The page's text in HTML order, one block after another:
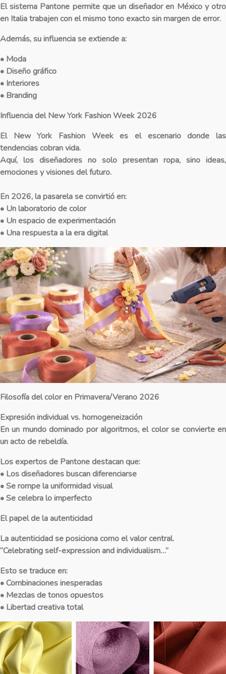
El sistema Pantone permite que un diseñador en México y otro
en Italia trabajen con el mismo tono exacto sin margen de error.
Además, su influencia se extiende a:
• Moda
• Diseño gráfico
• Interiores
• Branding
Influencia del New York Fashion Week 2026
El New York Fashion Week es el escenario donde las
tendencias cobran vida.
Aquí, los diseñadores no solo presentan ropa, sino ideas,
emociones y visiones del futuro.
En 2026, la pasarela se convirtió en:
• Un laboratorio de color
• Un espacio de experimentación
• Una respuesta a la era digital
Filosofía del color en Primavera/Verano 2026
Expresión individual vs. homogeneización
En un mundo dominado por algoritmos, el color se convierte en
un acto de rebeldía.
Los expertos de Pantone destacan que:
• Los diseñadores buscan diferenciarse
• Se rompe la uniformidad visual
• Se celebra lo imperfecto
El papel de la autenticidad
La autenticidad se posiciona como el valor central.
“Celebrating self-expression and individualism…”
Esto se traduce en:
• Combinaciones inesperadas
• Mezclas de tonos opuestos
• Libertad creativa total